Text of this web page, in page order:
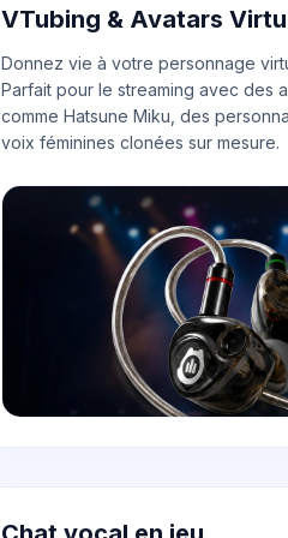
VTubing & Avatars
Donnez vie à votre personnage
Parfait pour le streaming avec des
comme Hatsune Miku, des
voix féminines clonées sur mesure.